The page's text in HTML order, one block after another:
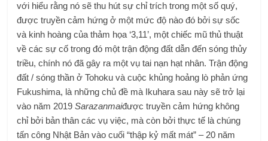
với hiểu rằng nó sẽ thu hút sự chỉ trích trong một số quý,
được truyền cảm hứng ở một mức độ nào đó bởi sự sốc
và kinh hoàng của thảm họa ‘3,11’, một chiếc mũ thủ thuật
về các sự cố trong đó một trận động đất dẫn đến sóng thủy
triều, chính nó đã gây ra một vụ tai nạn hạt nhân. Trận động
đất / sóng thần ở Tohoku và cuộc khủng hoảng lò phản ứng
Fukushima, là những chủ đề mà Ikuhara sau này sẽ trở lại
vào năm 2019Sarazanmaiđược truyền cảm hứng không
chỉ bởi bản thân các vụ việc, mà còn bởi thực tế là chúng
tấn công Nhật Bản vào cuối “thập kỷ mất mát” – 20 năm